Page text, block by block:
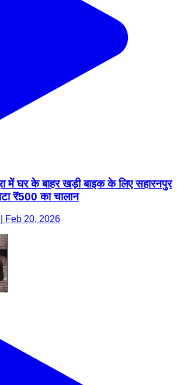
घर के बाहर खड़ी बाइक के लिए सहारनपुर
₹500 का चालान
Feb 20, 2026